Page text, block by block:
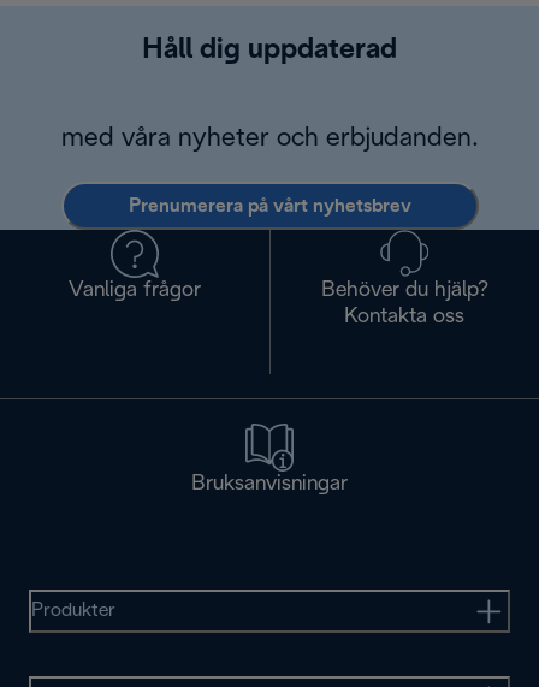
Håll dig uppdaterad
med våra nyheter och erbjudanden.
Prenumerera på vårt nyhetsbrev
Vanliga frågor
Behöver du hjälp?
Kontakta oss
Bruksanvisningar
Produkter